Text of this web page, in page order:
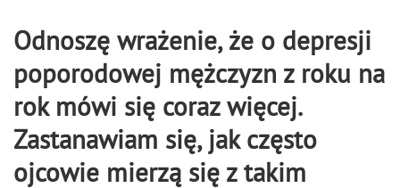
Odnoszę wrażenie, że o depresji
poporodowej mężczyzn z roku na
rok mówi się coraz więcej.
Zastanawiam się, jak często
ojcowie mierzą się z takim